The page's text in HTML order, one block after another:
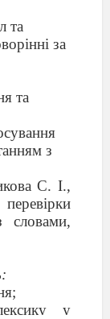
та
за
та
з
С. І.,
словами,
у